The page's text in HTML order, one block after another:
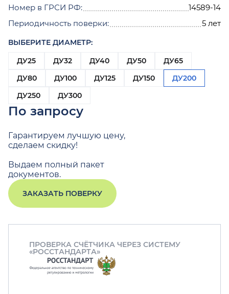
Номер в ГРСИ РФ:
14589-14
Периодичность поверки:
5 лет
ВЫБЕРИТЕ ДИАМЕТР:
ДУ25
ДУ32 ДУ40 ДУ50
ДУ65
ДУ80
ДУ100 ДУ125 ДУ150
ДУ200
ДУ250
ДУ300
По запросу
Гарантируем лучшую цену,
сделаем скидку!
Выдаем полный пакет
документов.
ЗАКАЗАТЬ ПОВЕРКУ
ПРОВЕРКА СЧЁТЧИКА ЧЕРЕЗ СИСТЕМУ
«РОССТАНДАРТА»